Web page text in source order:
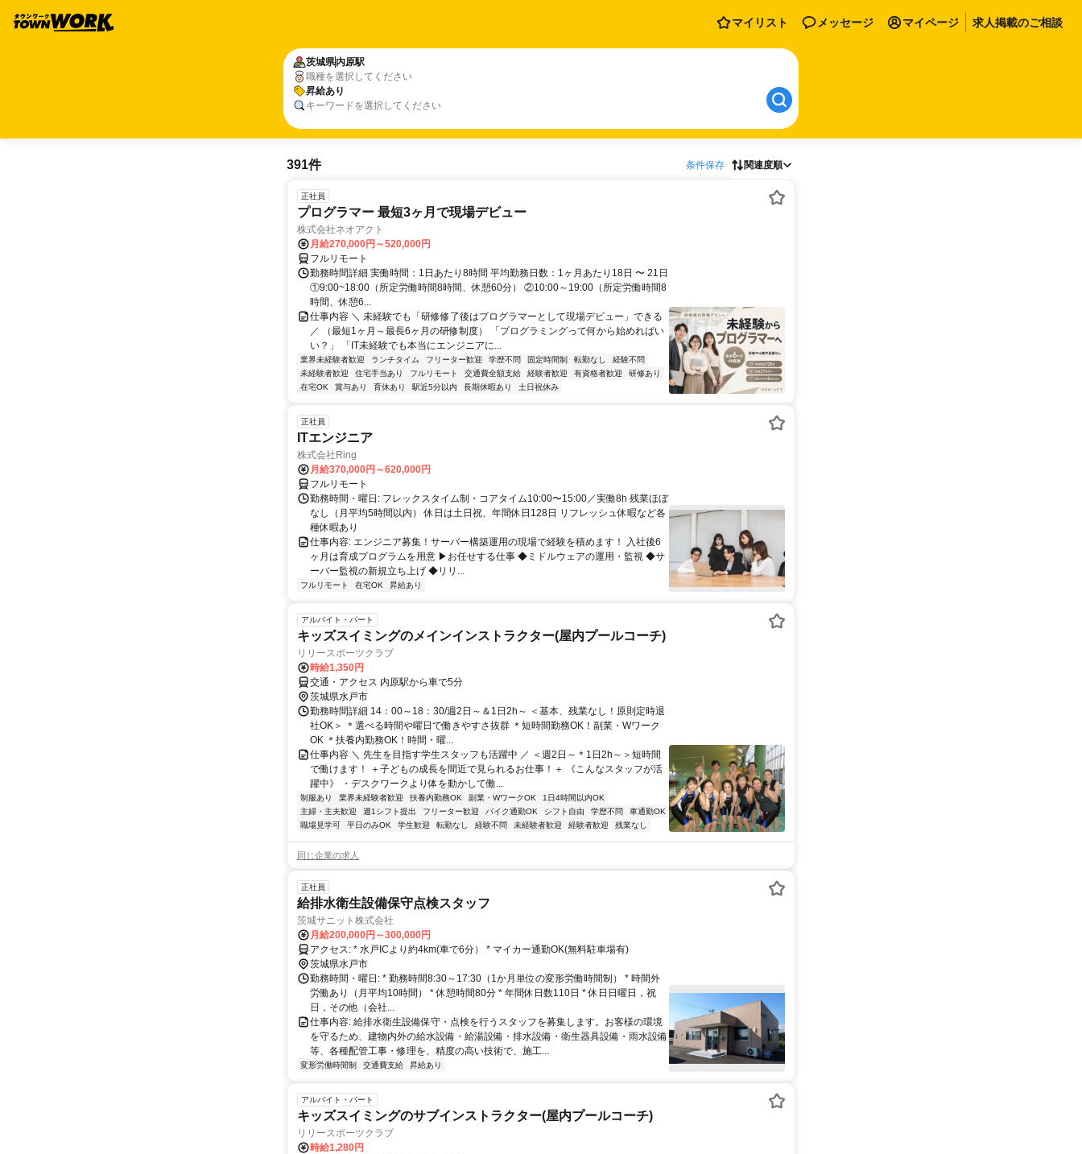
マイリスト メッセージ マイページ 求人掲載のご相談
茨城県内原駅
職種を選択してください
昇給あり
キーワードを選択してください
391件 条件保存 関連度順
正社員
プログラマー 最短3ヶ月で現場デビュー
株式会社ネオアクト
月給270,000円～520,000円
フルリモート
勤務時間詳細 実働時間：1日あたり8時間 平均勤務日数：1ヶ月あたり18日 〜 21日
①9:00~18:00（所定労働時間8時間、休憩60分） ②10:00～19:00（所定労働時間8
時間、休憩6...
仕事内容 ＼ 未経験でも「研修修了後はプログラマーとして現場デビュー」できる
／ （最短1ヶ月～最長6ヶ月の研修制度） 「プログラミングって何から始めればい
い？」 「IT未経験でも本当にエンジニアに...
業界未経験者歓迎 ランチタイム フリーター歓迎 学歴不問 固定時間制 転勤なし
経験不問
未経験者歓迎
住宅手当あり フルリモート 交通費全額支給 経験者歓迎 有資格者歓迎
研修あり
在宅OK
賞与あり 育休あり 駅近5分以内 長期休暇あり 土日祝休み
正社員
ITエンジニア
株式会社Ring
月給370,000円～620,000円
フルリモート
勤務時間・曜日: フレックスタイム制・コアタイム10:00〜15:00／実働8h 残業ほぼ
なし（月平均5時間以内） 休日は土日祝、年間休日128日 リフレッシュ休暇など各
種休暇あり
仕事内容: エンジニア募集！サーバー構築運用の現場で経験を積めます！ 入社後6
ヶ月は育成プログラムを用意 ▶お任せする仕事 ◆ミドルウェアの運用・監視 ◆サ
ーバー監視の新規立ち上げ ◆リリ...
フルリモート 在宅OK 昇給あり
アルバイト・パート
キッズスイミングのメインインストラクター(屋内プールコーチ)
リリースポーツクラブ
時給1,350円
交通・アクセス 内原駅から車で5分
茨城県水戸市
勤務時間詳細 14：00～18：30/週2日～＆1日2h～ ＜基本、残業なし！原則定時退
社OK＞ ＊選べる時間や曜日で働きやすさ抜群 ＊短時間勤務OK！副業・Wワーク
OK ＊扶養内勤務OK！時間・曜...
仕事内容 ＼ 先生を目指す学生スタッフも活躍中 ／ ＜週2日～＊1日2h～＞短時間
で働けます！ ＋子どもの成長を間近で見られるお仕事！＋ 《こんなスタッフが活
躍中》 ・デスクワークより体を動かして働...
制服あり 業界未経験者歓迎 扶養内勤務OK 副業・WワークOK
1日4時間以内OK
主婦・主夫歓迎
週1シフト提出 フリーター歓迎 バイク通勤OK シフト自由 学歴不問
車通勤OK
職場見学可
平日のみOK 学生歓迎 転勤なし 経験不問 未経験者歓迎 経験者歓迎 残業なし
同じ企業の求人
正社員
給排水衛生設備保守点検スタッフ
茨城サニット株式会社
月給200,000円～300,000円
アクセス: * 水戸ICより約4km(車で6分） * マイカー通勤OK(無料駐車場有)
茨城県水戸市
勤務時間・曜日: * 勤務時間8:30～17:30（1か月単位の変形労働時間制） * 時間外
労働あり（月平均10時間） * 休憩時間80分 * 年間休日数110日 * 休日日曜日，祝
日，その他（会社...
仕事内容: 給排水衛生設備保守・点検を行うスタッフを募集します。お客様の環境
を守るため、建物内外の給水設備・給湯設備・排水設備・衛生器具設備・雨水設備
等、各種配管工事・修理を、精度の高い技術で、施工...
変形労働時間制 交通費支給 昇給あり
アルバイト・パート
キッズスイミングのサブインストラクター(屋内プールコーチ)
リリースポーツクラブ
時給1,280円